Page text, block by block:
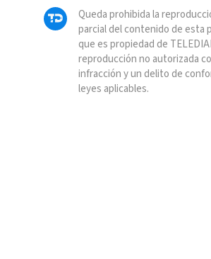
Queda prohibida la
parcial del contenido de esta
que es propiedad de
reproducción no autorizada
infracción y un delito de
leyes aplicables.